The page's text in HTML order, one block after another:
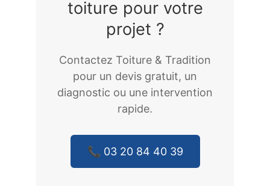
toiture pour votre
projet ?
Contactez Toiture & Tradition
pour un devis gratuit, un
diagnostic ou une intervention
rapide.
📞 03 20 84 40 39